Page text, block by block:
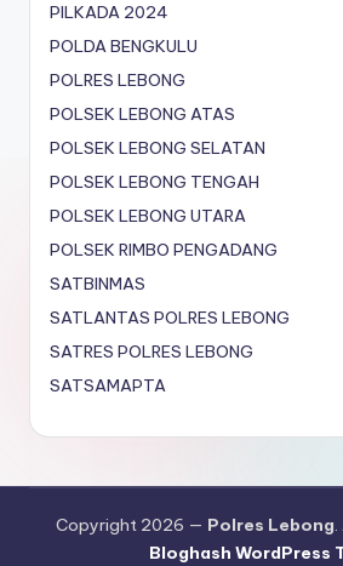
PILKADA 2024
POLDA BENGKULU
POLRES LEBONG
POLSEK LEBONG ATAS
POLSEK LEBONG SELATAN
POLSEK LEBONG TENGAH
POLSEK LEBONG UTARA
POLSEK RIMBO PENGADANG
SATBINMAS
SATLANTAS POLRES LEBONG
SATRES POLRES LEBONG
SATSAMAPTA
Copyright 2026 — Polres Lebong
Bloghash WordPress